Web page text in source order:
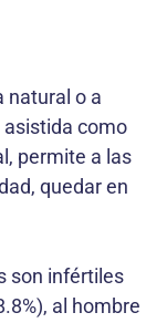
natural o a
como
permite a las
quedar en
son infértiles
al hombre